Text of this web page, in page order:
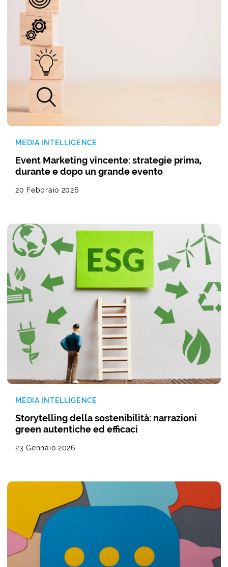
MEDIA INTELLIGENCE
Event Marketing vincente: strategie prima,
durante e dopo un grande evento
20 Febbraio 2026
MEDIA INTELLIGENCE
Storytelling della sostenibilità: narrazioni
green autentiche ed efficaci
23 Gennaio 2026